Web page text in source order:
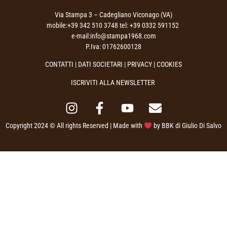
Via Stampa 3 – Cadegliano Viconago (VA)
mobile:+39 342 510 3748 tel: +39 0332 591152
e-mail:info@stampa1968.com
P.Iva: 01762600128
CONTATTI | DATI SOCIETARI | PRIVACY | COOKIES
ISCRIVITI ALLA NEWSLETTER
Copyright 2024 © All rights Reserved | Made with by BBK di Giulio Di Salvo